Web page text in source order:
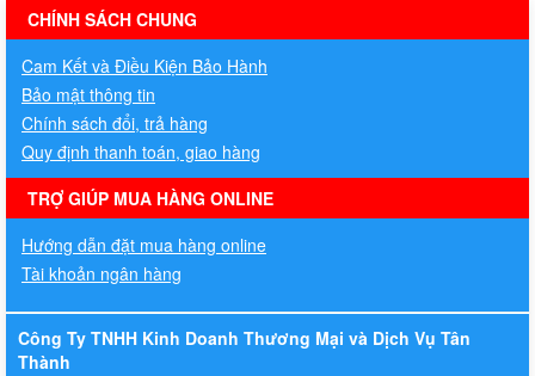
hermes handbags outlet online
CHÍNH SÁCH CHUNG
Cam Kết và Điều Kiện Bảo Hành
Bảo mật thông tin
Chính sách đổi, trả hàng
Quy định thanh toán, giao hàng
TRỢ GIÚP MUA HÀNG ONLINE
Hướng dẫn đặt mua hàng online
Tài khoản ngân hàng
Công Ty TNHH Kinh Doanh Thương Mại và Dịch Vụ Tân
Thành